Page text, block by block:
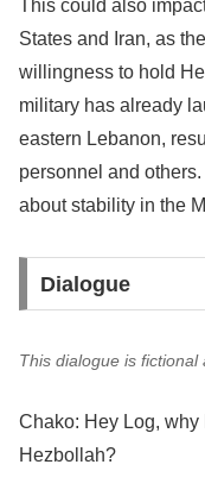
This could also
States and Iran, as
willingness to hold
military has already
eastern Lebanon,
personnel and
about stability in the
Dialogue
This dialogue is fictional
Chako: Hey Log,
Hezbollah?